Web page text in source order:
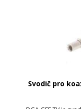
Svodič pro